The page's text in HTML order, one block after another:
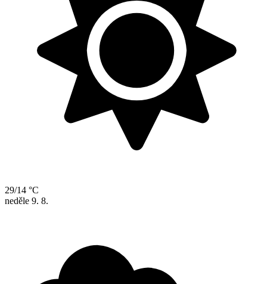
29/14 °C
neděle 9. 8.